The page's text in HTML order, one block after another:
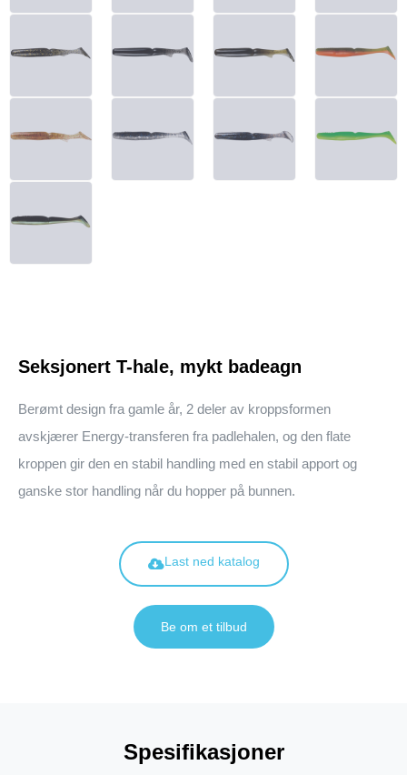
Seksjonert T-hale, mykt badeagn
Berømt design fra gamle år, 2 deler av kroppsformen
avskjærer Energy-transferen fra padlehalen, og den flate
kroppen gir den en stabil handling med en stabil apport og
ganske stor handling når du hopper på bunnen.
Last ned katalog
Be om et tilbud
Spesifikasjoner